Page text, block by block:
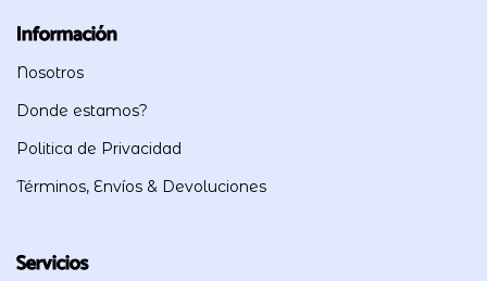
Información
Nosotros
Donde estamos?
Politica de Privacidad
Términos, Envíos & Devoluciones
Servicios